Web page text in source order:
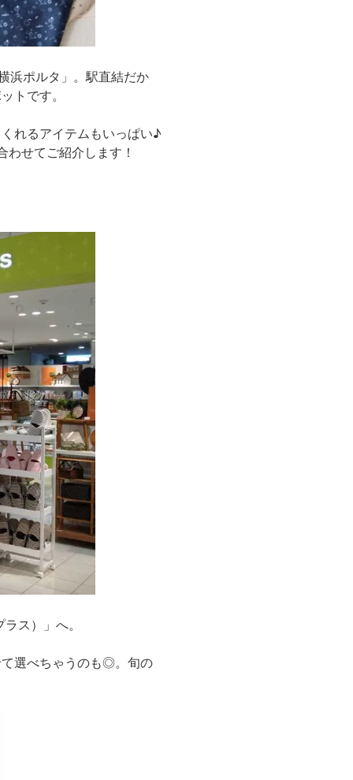
浜ポルタ」。駅直結だか
トです。
れるアイテムもいっぱい♪
せてご紹介します！
ス）」へ。
選べちゃうのも◎。旬の